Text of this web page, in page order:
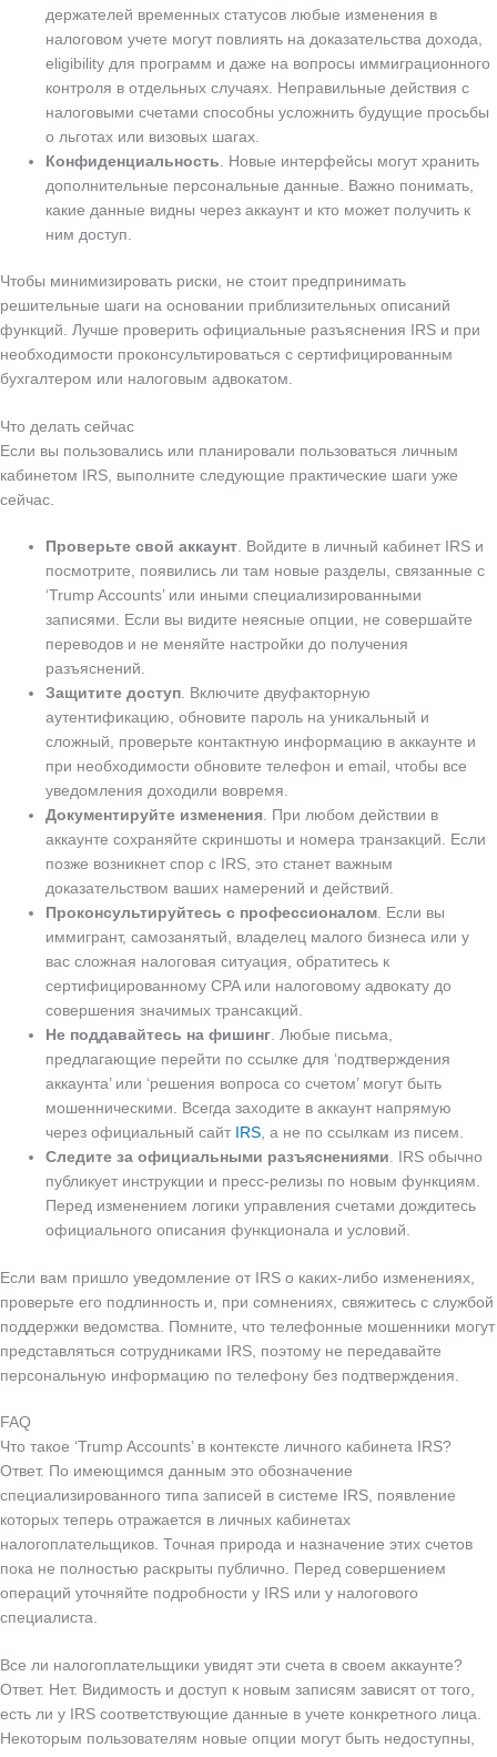
держателей временных статусов любые изменения в
налоговом учете могут повлиять на доказательства дохода,
eligibility для программ и даже на вопросы иммиграционного
контроля в отдельных случаях. Неправильные действия с
налоговыми счетами способны усложнить будущие просьбы
о льготах или визовых шагах.
Конфиденциальность . Новые интерфейсы могут хранить
дополнительные персональные данные. Важно понимать,
какие данные видны через аккаунт и кто может получить к
ним доступ.
Чтобы минимизировать риски, не стоит предпринимать
решительные шаги на основании приблизительных описаний
функций. Лучше проверить официальные разъяснения IRS и при
необходимости проконсультироваться с сертифицированным
бухгалтером или налоговым адвокатом.
Что делать сейчас
Если вы пользовались или планировали пользоваться личным
кабинетом IRS, выполните следующие практические шаги уже
сейчас.
Проверьте свой аккаунт. Войдите в личный кабинет IRS и
посмотрите, появились ли там новые разделы, связанные с
‘Trump Accounts’ или иными специализированными
записями. Если вы видите неясные опции, не совершайте
переводов и не меняйте настройки до получения
разъяснений.
Защитите доступ. Включите двуфакторную
аутентификацию, обновите пароль на уникальный и
сложный, проверьте контактную информацию в аккаунте и
при необходимости обновите телефон и email, чтобы все
уведомления доходили вовремя.
Документируйте изменения. При любом действии в
аккаунте сохраняйте скриншоты и номера транзакций. Если
позже возникнет спор с IRS, это станет важным
доказательством ваших намерений и действий.
Проконсультируйтесь с профессионалом. Если вы
иммигрант, самозанятый, владелец малого бизнеса или у
вас сложная налоговая ситуация, обратитесь к
сертифицированному CPA или налоговому адвокату до
совершения значимых трансакций.
Не поддавайтесь на фишинг. Любые письма,
предлагающие перейти по ссылке для ‘подтверждения
аккаунта’ или ‘решения вопроса со счетом’ могут быть
мошенническими. Всегда заходите в аккаунт напрямую
через официальный сайт
IRS, а не по ссылкам из писем.
Следите за официальными разъяснениями. IRS обычно
публикует инструкции и пресс-релизы по новым функциям.
Перед изменением логики управления счетами дождитесь
официального описания функционала и условий.
Если вам пришло уведомление от IRS о каких-либо изменениях,
проверьте его подлинность и, при сомнениях, свяжитесь с службой
поддержки ведомства. Помните, что телефонные мошенники могут
представляться сотрудниками IRS, поэтому не передавайте
персональную информацию по телефону без подтверждения.
FAQ
Что такое ‘Trump Accounts’ в контексте личного кабинета IRS?
Ответ. По имеющимся данным это обозначение
специализированного типа записей в системе IRS, появление
которых теперь отражается в личных кабинетах
налогоплательщиков. Точная природа и назначение этих счетов
пока не полностью раскрыты публично. Перед совершением
операций уточняйте подробности у IRS или у налогового
специалиста.
Все ли налогоплательщики увидят эти счета в своем аккаунте?
Ответ. Нет. Видимость и доступ к новым записям зависят от того,
есть ли у IRS соответствующие данные в учете конкретного лица.
Некоторым пользователям новые опции могут быть недоступны,